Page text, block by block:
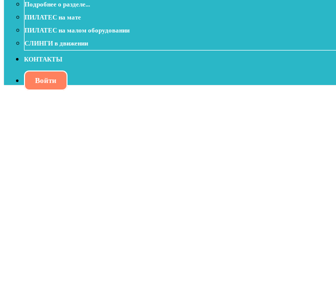
Подробнее о разделе...
ПИЛАТЕС на мате
ПИЛАТЕС на малом оборудовании
СЛИНГИ в движении
КОНТАКТЫ
Войти